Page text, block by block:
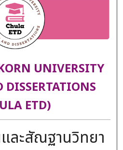
UNIVERSITY
DISSERTATIONS
ETD)
ละสัณฐานวิทยา